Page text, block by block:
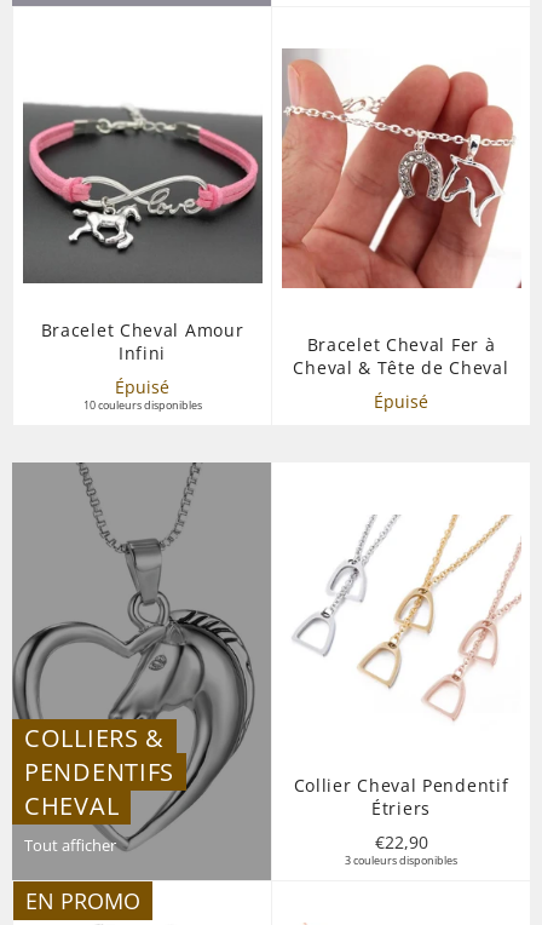
Bracelet Cheval Amour
Infini
Épuisé
10 couleurs disponibles
Bracelet Cheval Fer à
Cheval & Tête de Cheval
Épuisé
COLLIERS &
PENDENTIFS
CHEVAL
Tout afficher
Collier Cheval Pendentif
Étriers
Prix
régulier
€22,90
3 couleurs disponibles
EN PROMO